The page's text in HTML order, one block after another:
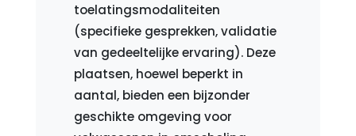
toelatingsmodaliteiten
(specifieke gesprekken, validatie
van gedeeltelijke ervaring). Deze
plaatsen, hoewel beperkt in
aantal, bieden een bijzonder
geschikte omgeving voor